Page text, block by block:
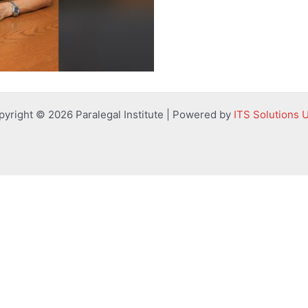
© 2026 Paralegal Institute | Powered by ITS Solutions